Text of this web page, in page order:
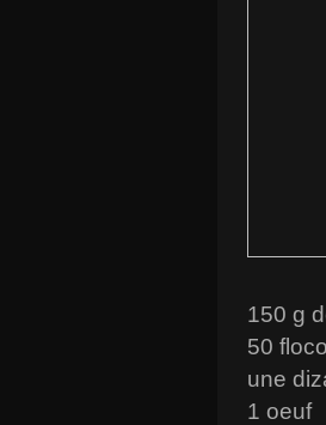
150 g
50
une
1 oeuf